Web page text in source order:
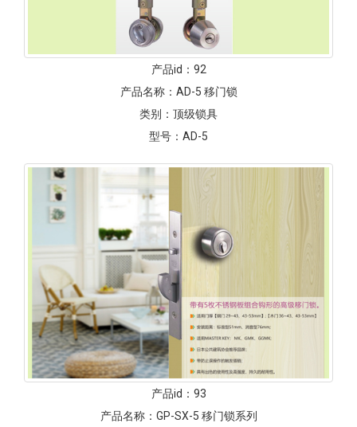
产品id： 92
产品名称： AD-5 移门锁
类别： 顶级锁具
型号： AD-5
产品id： 93
产品名称： GP-SX-5 移门锁系列